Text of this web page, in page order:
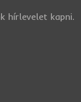
hírlevelet kapni.